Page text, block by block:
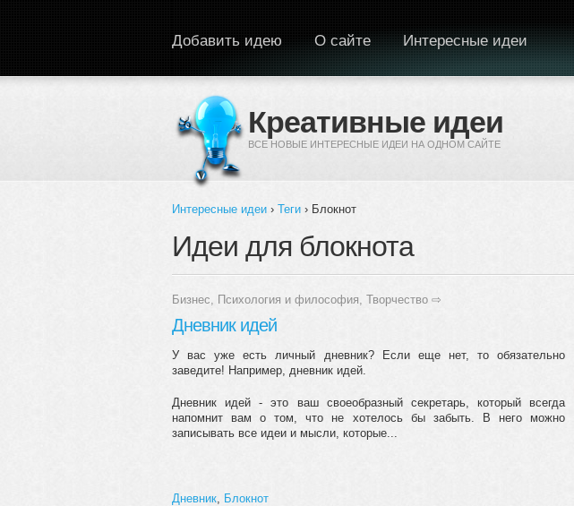
Креативные идеи
ВСЕ НОВЫЕ ИНТЕРЕСНЫЕ ИДЕИ НА ОДНОМ САЙТЕ
Добавить идею О сайте Интересные идеи
Вы здесь
Интересные идеи › Теги › Блокнот
Идеи для блокнота
Бизнес Психология и философия Творчество ⇨
Дневник идей
У вас уже есть личный дневник? Если еще нет, то обязательно
заведите! Например, дневник идей.
Дневник идей - это ваш своеобразный секретарь, который всегда
напомнит вам о том, что не хотелось бы забыть. В него можно
записывать все идеи и мысли, которые...
Дневник Блокнот